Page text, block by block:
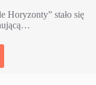
Horyzonty” stało się